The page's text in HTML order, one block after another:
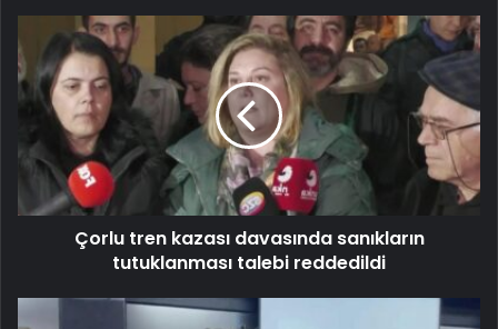
Çorlu tren kazası davasında sanıkların
tutuklanması talebi reddedildi